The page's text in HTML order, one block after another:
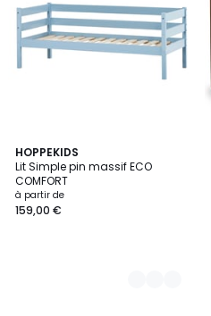
HOPPEKIDS
Lit Simple pin massif ECO
COMFORT
à partir de
159,00 €
6
Couleurs